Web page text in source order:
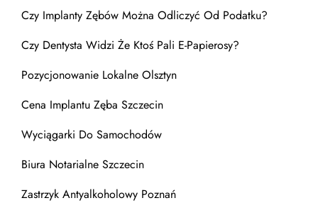
Czy Implanty Zębów Można Odliczyć Od Podatku?
Czy Dentysta Widzi Że Ktoś Pali E-Papierosy?
Pozycjonowanie Lokalne Olsztyn
Cena Implantu Zęba Szczecin
Wyciągarki Do Samochodów
Biura Notarialne Szczecin
Zastrzyk Antyalkoholowy Poznań